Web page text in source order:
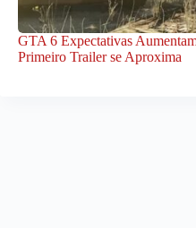
GTA 6 Expectativas
Primeiro Trailer se Aproxima